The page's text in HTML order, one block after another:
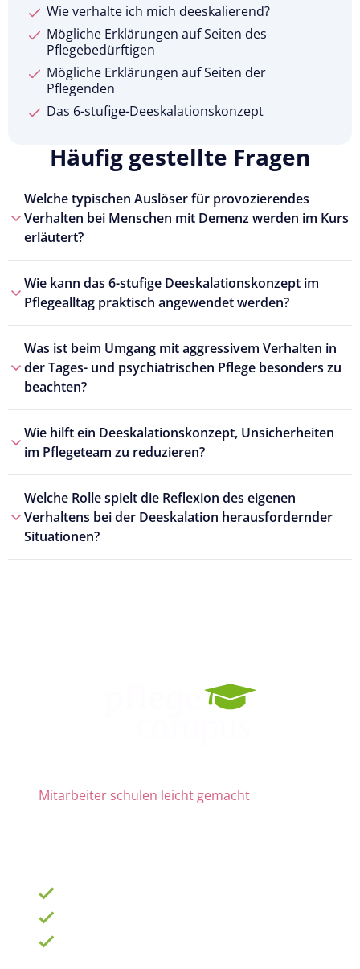
Wie verhalte ich mich deeskalierend?
Mögliche Erklärungen auf Seiten des
Pflegebedürftigen
Mögliche Erklärungen auf Seiten der
Pflegenden
Das 6-stufige-Deeskalationskonzept
Häufig gestellte Fragen
Welche typischen Auslöser für provozierendes
Verhalten bei Menschen mit Demenz werden im Kurs
erläutert?
Wie kann das 6-stufige Deeskalationskonzept im
Pflegealltag praktisch angewendet werden?
Was ist beim Umgang mit aggressivem Verhalten in
der Tages- und psychiatrischen Pflege besonders zu
beachten?
Wie hilft ein Deeskalationskonzept, Unsicherheiten
im Pflegeteam zu reduzieren?
Welche Rolle spielt die Reflexion des eigenen
Verhaltens bei der Deeskalation herausfordernder
Situationen?
Mitarbeiter schulen leicht gemacht